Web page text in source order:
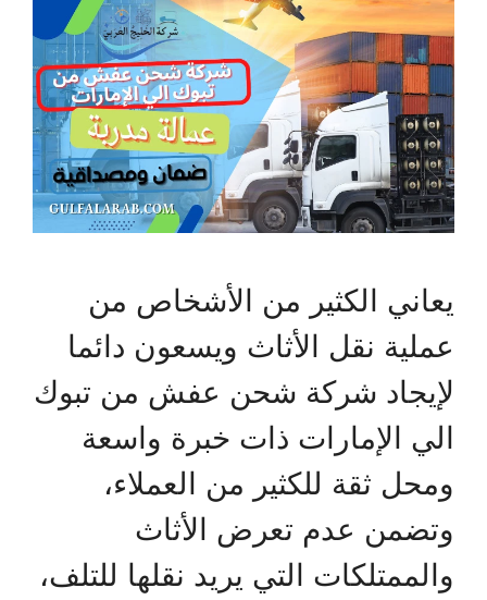
يعاني الكثير من الأشخاص من
عملية نقل الأثاث ويسعون دائما
لإيجاد شركة شحن عفش من تبوك
الي الإمارات ذات خبرة واسعة
ومحل ثقة للكثير من العملاء،
وتضمن عدم تعرض الأثاث
والممتلكات التي يريد نقلها للتلف،